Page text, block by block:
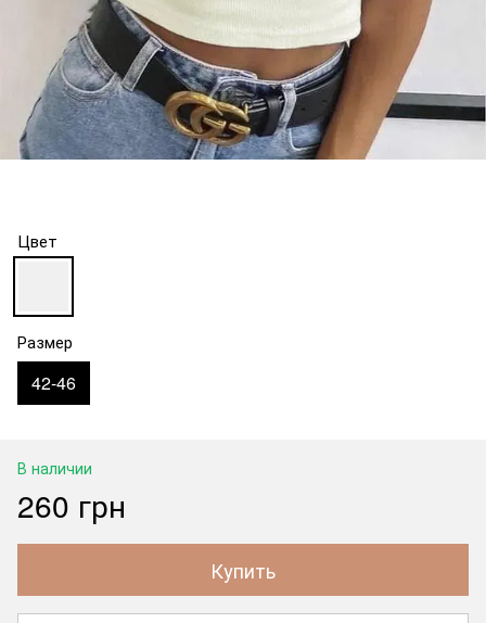
Цвет
Размер
42-46
В наличии
260 грн
Купить